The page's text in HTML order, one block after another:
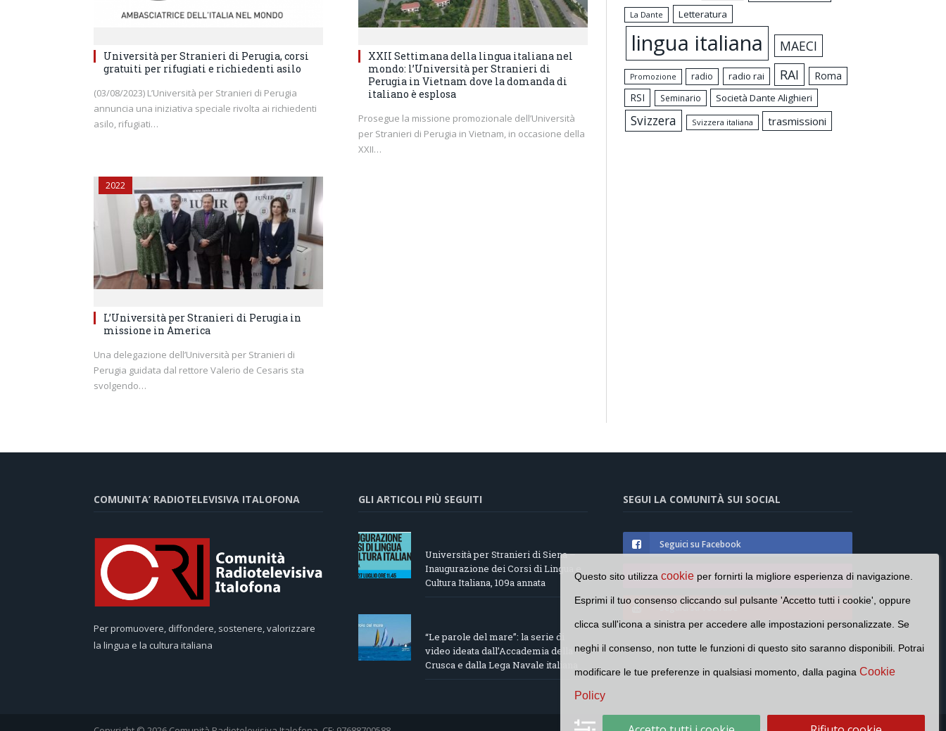
Università per Stranieri di Perugia, corsi
gratuiti per rifugiati e richiedenti asilo
(03/08/2023) L’Università per Stranieri di Perugia
annuncia una iniziativa speciale rivolta ai richiedenti
asilo, rifugiati…
XXII Settimana della lingua italiana nel
mondo: l’Università per Stranieri di
Perugia in Vietnam dove la domanda di
italiano è esplosa
Prosegue la missione promozionale dell’Università
per Stranieri di Perugia in Vietnam, in occasione della
XXII…
2022
L’Università per Stranieri di Perugia in
missione in America
Una delegazione dell’Università per Stranieri di
Perugia guidata dal rettore Valerio de Cesaris sta
svolgendo…
La Dante Letteratura
lingua italiana MAECI
Promozione radio radio rai RAI
Roma
RSI
Seminario Società Dante Alighieri
Svizzera Svizzera italiana trasmissioni
COMUNITA’ RADIOTELEVISIVA ITALOFONA
Per promuovere, diffondere, sostenere, valorizzare
la lingua e la cultura italiana
GLI ARTICOLI PIÙ SEGUITI
Università per Stranieri di Siena –
Inaugurazione dei Corsi di Lingua e
Cultura Italiana, 109a annata
“Le parole del mare”: la serie di
video ideata dall’Accademia della
Crusca e dalla Lega Navale italiana
SEGUI LA COMUNITÀ SUI SOCIAL
Seguici su Facebook
Seguici su Instagram
Seguici su YouTube
Questo sito utilizzacookie per fornirti la migliore esperienza di navigazione.
Esprimi il tuo consenso cliccando sul pulsante 'Accetto tutti i cookie', oppure
clicca sull'icona a sinistra per accedere alle impostazioni personalizzate. Se
neghi il consenso, non tutte le funzioni di questo sito saranno disponibili. Potrai
modificare le tue preferenze in qualsiasi momento, dalla pagina Cookie
Policy